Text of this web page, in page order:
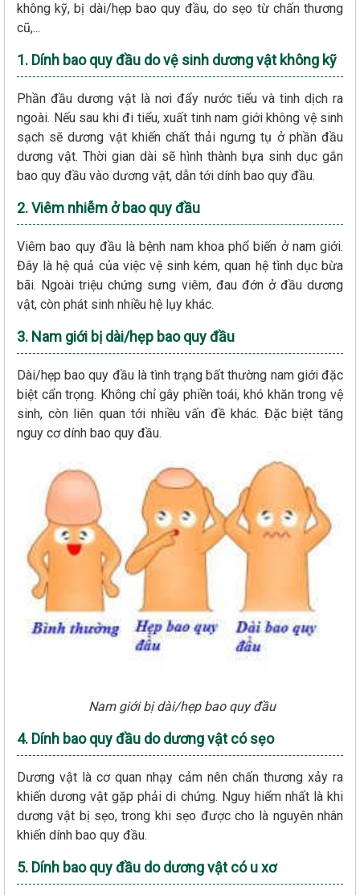
không kỹ, bị dài/hẹp bao quy đầu, do sẹo từ chấn thương
cũ,...
1. Dính bao quy đầu do vệ sinh dương vật không kỹ
Phần đầu dương vật là nơi đẩy nước tiểu và tinh dịch ra
ngoài. Nếu sau khi đi tiểu, xuất tinh nam giới không vệ sinh
sạch sẽ dương vật khiến chất thải ngưng tụ ở phần đầu
dương vật. Thời gian dài sẽ hình thành bựa sinh dục gắn
bao quy đầu vào dương vật, dẫn tới dính bao quy đầu.
2. Viêm nhiễm ở bao quy đầu
Viêm bao quy đầu là bệnh nam khoa phổ biến ở nam giới.
Đây là hệ quả của việc vệ sinh kém, quan hệ tình dục bừa
bãi. Ngoài triệu chứng sưng viêm, đau đớn ở đầu dương
vật, còn phát sinh nhiều hệ lụy khác.
3. Nam giới bị dài/hẹp bao quy đầu
Dài/hẹp bao quy đầu là tình trạng bất thường nam giới đặc
biệt cẩn trọng. Không chỉ gây phiền toái, khó khăn trong vệ
sinh, còn liên quan tới nhiều vấn đề khác. Đặc biệt tăng
nguy cơ dính bao quy đầu.
Nam giới bị dài/hẹp bao quy đầu
4. Dính bao quy đầu do dương vật có sẹo
Dương vật là cơ quan nhạy cảm nên chấn thương xảy ra
khiến dương vật gặp phải di chứng. Nguy hiểm nhất là khi
dương vật bị sẹo, trong khi sẹo được cho là nguyên nhân
khiến dính bao quy đầu.
5. Dính bao quy đầu do dương vật có u xơ